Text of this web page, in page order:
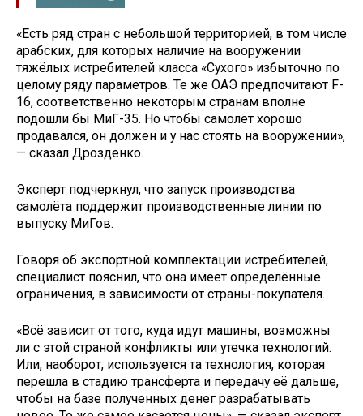
«Есть ряд стран с небольшой территорией, в том числе
арабских, для которых наличие на вооружении
тяжёлых истребителей класса «Сухого» избыточно по
целому ряду параметров. Те же ОАЭ предпочитают F-
16, соответственно некоторым странам вполне
подошли бы МиГ-35. Но чтобы самолёт хорошо
продавался, он должен и у нас стоять на вооружении»,
— сказал Дрозденко.
Эксперт подчеркнул, что запуск производства
самолёта поддержит производственные линии по
выпуску МиГов.
Говоря об экспортной комплектации истребителей,
специалист пояснил, что она имеет определённые
ограничения, в зависимости от страны-покупателя.
«Всё зависит от того, куда идут машины, возможны
ли с этой страной конфликты или утечка технологий.
Или, наоборот, используется та технология, которая
перешла в стадию трансферта и передачу её дальше,
чтобы на базе полученных денег разрабатывать